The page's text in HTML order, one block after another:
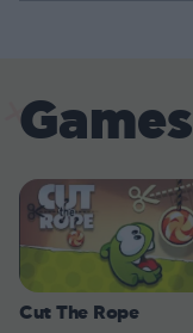
Games
Cut The Rope